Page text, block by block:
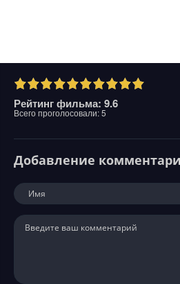
Рейтинг фильма: 9.6
Всего проголосовали:5
Добавление